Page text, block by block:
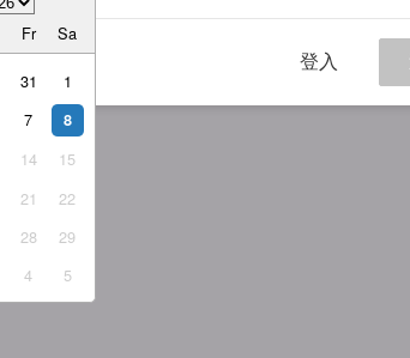
Fr Sa
31
1
7 8
14
15
21
22
28
29
4 5
登入